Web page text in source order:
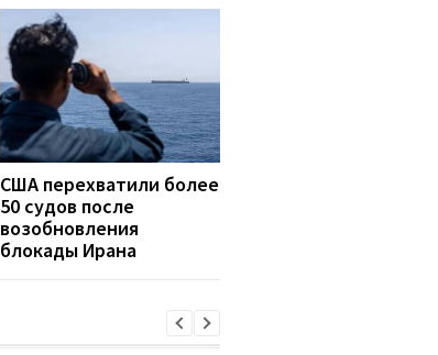
США перехватили более
50 судов после
возобновления
блокады Ирана